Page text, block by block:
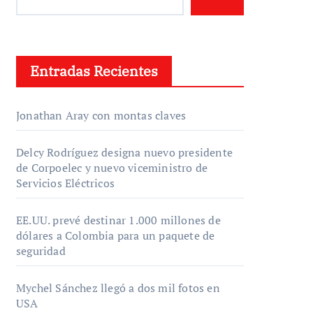
Entradas Recientes
Jonathan Aray con montas claves
Delcy Rodríguez designa nuevo presidente
de Corpoelec y nuevo viceministro de
Servicios Eléctricos
EE.UU. prevé destinar 1.000 millones de
dólares a Colombia para un paquete de
seguridad
Mychel Sánchez llegó a dos mil fotos en
USA